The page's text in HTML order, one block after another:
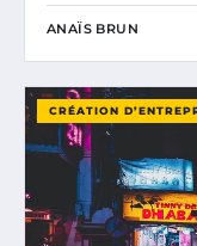
ANAÏS BRUN
CRÉATION